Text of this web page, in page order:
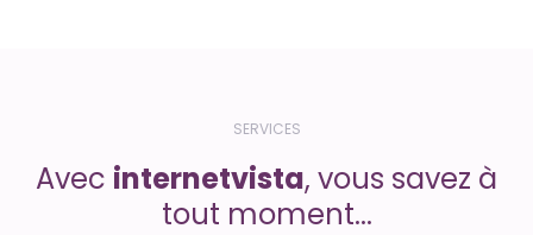
SERVICES
Avec internetvista, vous savez à
tout moment...